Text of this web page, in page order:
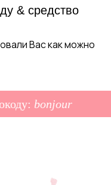
& средство
Вас как можно
bonjour